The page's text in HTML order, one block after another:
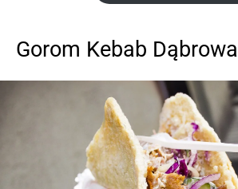
Gorom Kebab Dąbrowa